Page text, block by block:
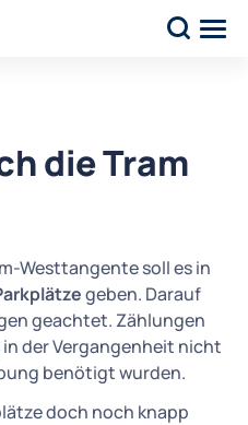
die Tram
Westtangente soll es in
geben. Darauf
geachtet. Zählungen
der Vergangenheit nicht
benötigt wurden.
doch noch knapp